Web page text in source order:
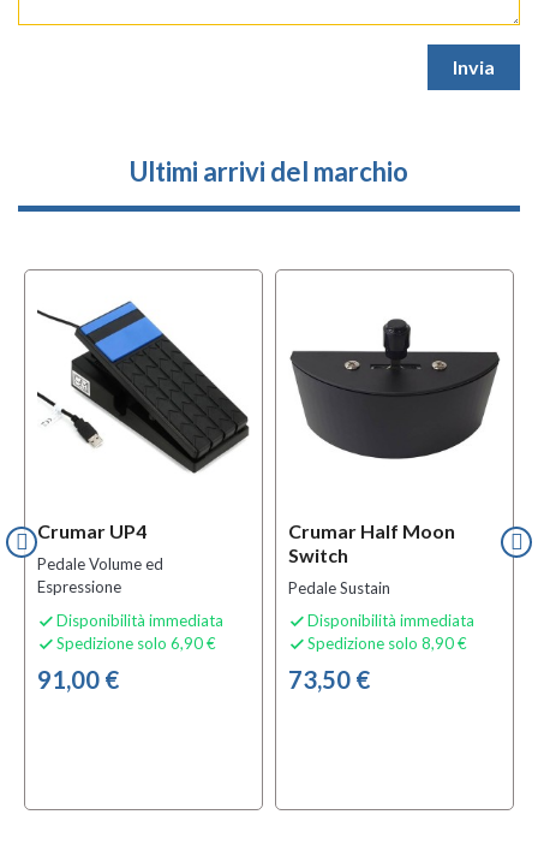
Ultimi arrivi del marchio
Crumar UP4
Pedale Volume ed
Espressione
 Disponibilità immediata
 Spedizione solo 6,90 €
91,00 €
Crumar Half Moon
Switch
Pedale Sustain
 Disponibilità immediata
 Spedizione solo 8,90 €
73,50 €